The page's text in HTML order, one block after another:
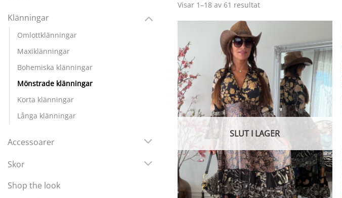
Klänningar
Omlottklänningar
Maxiklänningar
Bohemiska klänningar
Mönstrade klänningar
Korta klänningar
Långa klänningar
Accessoarer
Skor
Shop the look
Visar 1–18 av 61 resultatSortera
senaste
SLUT I LAGER